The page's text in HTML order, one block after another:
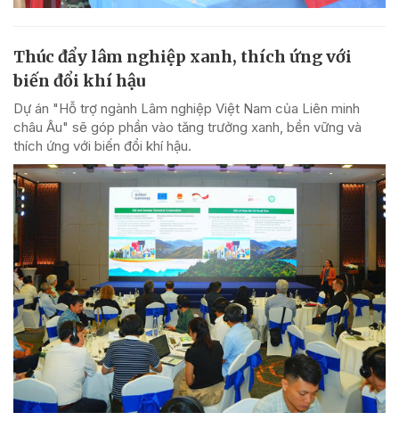
Thúc đẩy lâm nghiệp xanh, thích ứng với
biến đổi khí hậu
Dự án "Hỗ trợ ngành Lâm nghiệp Việt Nam của Liên minh
châu Âu" sẽ góp phần vào tăng trưởng xanh, bền vững và
thích ứng với biến đổi khí hậu.